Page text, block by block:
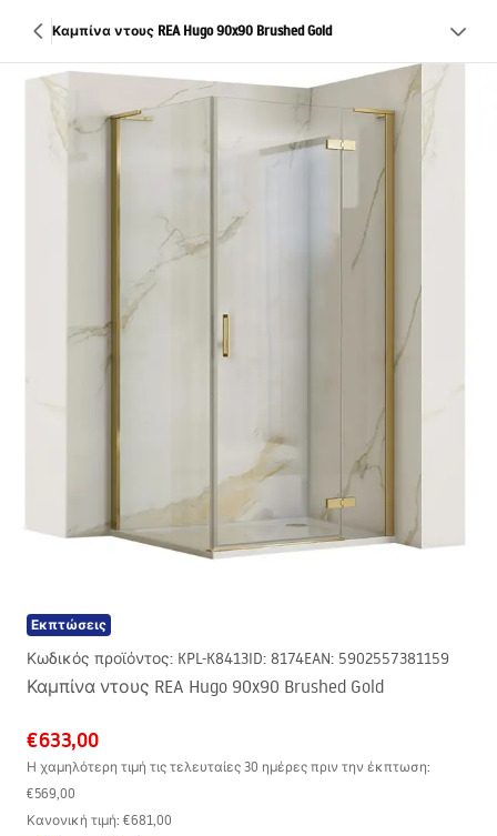
Καμπίνα ντους REA Hugo 90x90 Brushed Gold
Εκπτώσεις
Κωδικός προϊόντος: KPL-K8413ID: 8174EAN: 5902557381159
Καμπίνα ντους REA Hugo 90x90 Brushed Gold
€633,00
Η χαμηλότερη τιμή τις τελευταίες 30 ημέρες πριν την έκπτωση:
€569,00
Κανονική τιμή: €681,00